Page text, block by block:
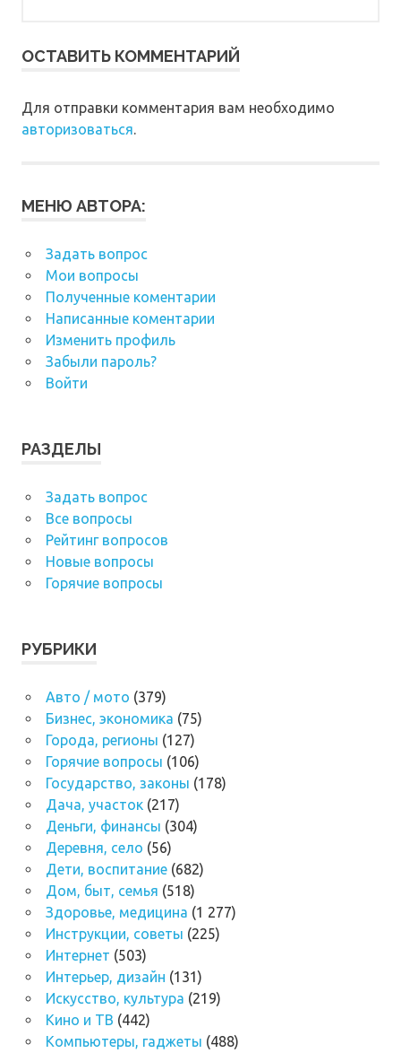
ОСТАВИТЬ КОММЕНТАРИЙ
Для отправки комментария вам необходимо
авторизоваться.
МЕНЮ АВТОРА:
Задать вопрос
Мои вопросы
Полученные коментарии
Написанные коментарии
Изменить профиль
Забыли пароль?
Войти
РАЗДЕЛЫ
Задать вопрос
Все вопросы
Рейтинг вопросов
Новые вопросы
Горячие вопросы
РУБРИКИ
Авто / мото (379)
Бизнес, экономика (75)
Города, регионы (127)
Горячие вопросы (106)
Государство, законы (178)
Дача, участок(217)
Деньги, финансы (304)
Деревня, село (56)
Дети, воспитание(682)
Дом, быт, семья (518)
Здоровье, медицина (1 277)
Инструкции, советы (225)
Интернет (503)
Интерьер, дизайн (131)
Искусство, культура (219)
Кино и ТВ (442)
Компьютеры, гаджеты (488)